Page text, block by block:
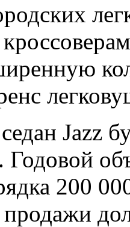
Jazz
Годовой
200